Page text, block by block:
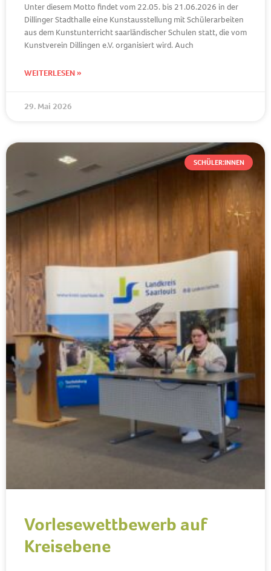
Unter diesem Motto findet vom 22.05. bis 21.06.2026 in der
Dillinger Stadthalle eine Kunstausstellung mit Schülerarbeiten
aus dem Kunstunterricht saarländischer Schulen statt, die vom
Kunstverein Dillingen e.V. organisiert wird. Auch
WEITERLESEN »
29. Mai 2026
SCHÜLER:INNEN
Vorlesewettbewerb auf
Kreisebene